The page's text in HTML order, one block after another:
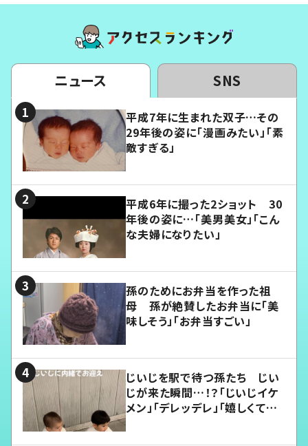
ニュース SNS
平成7年に生まれた双子…その
29年後の姿に「漫画みたい」「素
敵すぎる」
平成6年に撮った2ショット 30
年後の姿に…「美男美女」「こん
な夫婦になりたい」
孫のためにお弁当を作った祖
母 孫が絶賛したお弁当に「美
味しそう」「お弁当すごい」
じいじを駅で待つ孫たち じい
じが来た瞬間…！？「じいじイケ
メン」「デレッデレ」「嬉しくて可